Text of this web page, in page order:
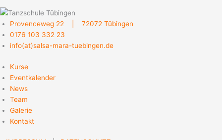
Provenceweg 22 | 72072 Tübingen
0176 103 332 23
info(at)salsa-mara-tuebingen.de
Kurse
Eventkalender
News
Team
Galerie
Kontakt